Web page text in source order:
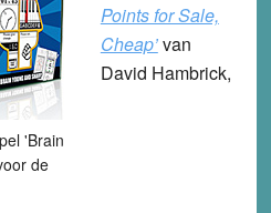
'Brain
de
Points for Sale,
Cheap’van
David Hambrick,